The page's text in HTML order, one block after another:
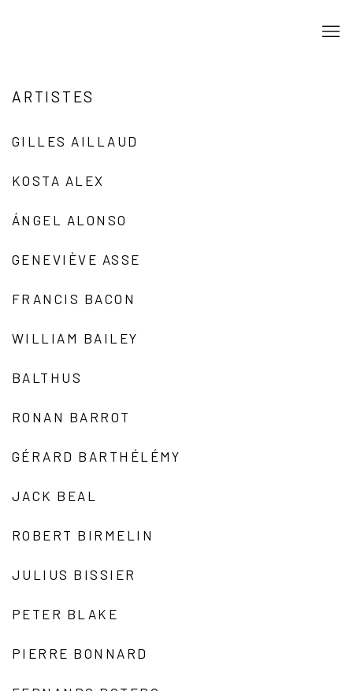
ARTISTES
GILLES AILLAUD
KOSTA ALEX
ÁNGEL ALONSO
GENEVIÈVE ASSE
FRANCIS BACON
WILLIAM BAILEY
BALTHUS
RONAN BARROT
GÉRARD BARTHÉLÉMY
JACK BEAL
ROBERT BIRMELIN
JULIUS BISSIER
PETER BLAKE
PIERRE BONNARD